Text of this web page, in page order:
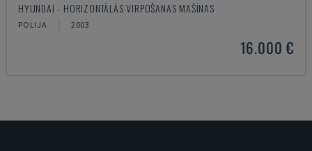
HYUNDAI - HORIZONTĀLĀS VIRPOŠANAS MAŠĪNAS
POLIJA 2003
16.000 €